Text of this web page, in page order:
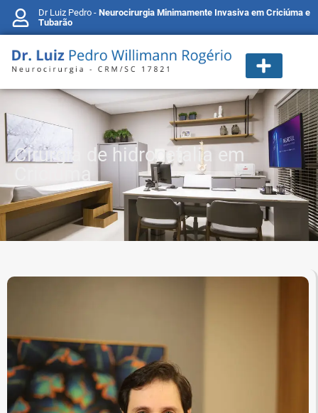
Dr Luiz Pedro - Neurocirurgia Minimamente Invasiva em Criciúma e
Tubarão
Cirurgia de hidrocefalia em